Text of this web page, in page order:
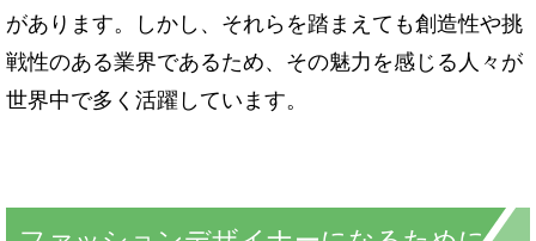
があります。しかし、それらを踏まえても創造性や挑
戦性のある業界であるため、その魅力を感じる人々が
世界中で多く活躍しています。